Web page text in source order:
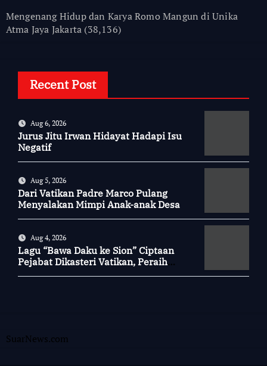
Mengenang Hidup dan Karya Romo Mangun di Unika
Atma Jaya Jakarta (38,136)
Recent Post
Aug 6, 2026
Jurus Jitu Irwan Hidayat Hadapi Isu
Negatif
Aug 5, 2026
Dari Vatikan Padre Marco Pulang
Menyalakan Mimpi Anak-anak Desa
Aug 4, 2026
Lagu “Bawa Daku ke Sion” Ciptaan
Pejabat Dikasteri Vatikan, Peraih
SuarNews.com